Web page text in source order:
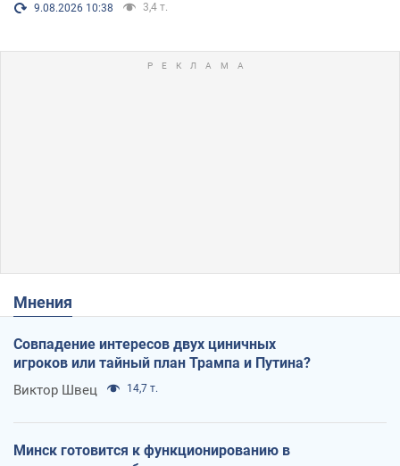
9.08.2026 10:38 3,4 т.
Мнения
Совпадение интересов двух циничных
игроков или тайный план Трампа и Путина?
Виктор Швец 14,7 т.
Минск готовится к функционированию в